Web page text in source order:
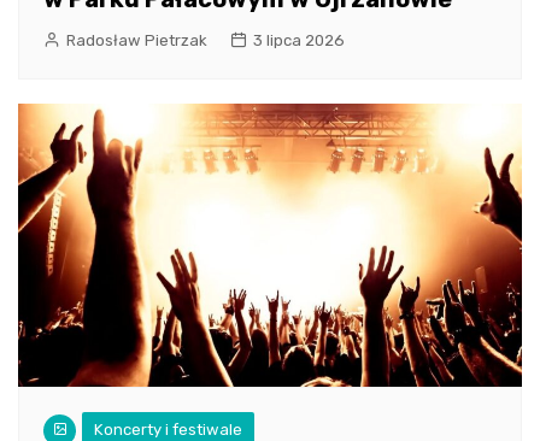
Radosław Pietrzak 3 lipca 2026
Koncerty i festiwale